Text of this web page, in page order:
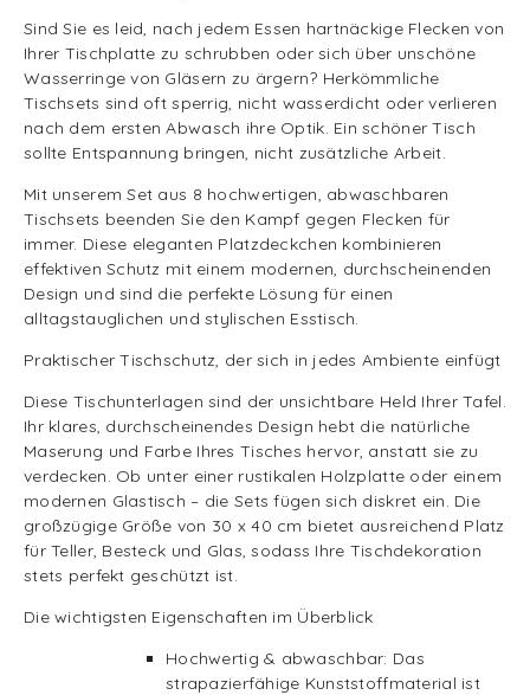
Sind Sie es leid, nach jedem Essen hartnäckige Flecken von
Ihrer Tischplatte zu schrubben oder sich über unschöne
Wasserringe von Gläsern zu ärgern? Herkömmliche
Tischsets sind oft sperrig, nicht wasserdicht oder verlieren
nach dem ersten Abwasch ihre Optik. Ein schöner Tisch
sollte Entspannung bringen, nicht zusätzliche Arbeit.
Mit unserem Set aus 8 hochwertigen, abwaschbaren
Tischsets beenden Sie den Kampf gegen Flecken für
immer. Diese eleganten Platzdeckchen kombinieren
effektiven Schutz mit einem modernen, durchscheinenden
Design und sind die perfekte Lösung für einen
alltagstauglichen und stylischen Esstisch.
Praktischer Tischschutz, der sich in jedes Ambiente einfügt
Diese Tischunterlagen sind der unsichtbare Held Ihrer Tafel.
Ihr klares, durchscheinendes Design hebt die natürliche
Maserung und Farbe Ihres Tisches hervor, anstatt sie zu
verdecken. Ob unter einer rustikalen Holzplatte oder einem
modernen Glastisch – die Sets fügen sich diskret ein. Die
großzügige Größe von 30 x 40 cm bietet ausreichend Platz
für Teller, Besteck und Glas, sodass Ihre Tischdekoration
stets perfekt geschützt ist.
Die wichtigsten Eigenschaften im Überblick
Hochwertig & abwaschbar: Das
strapazierfähige Kunststoffmaterial ist